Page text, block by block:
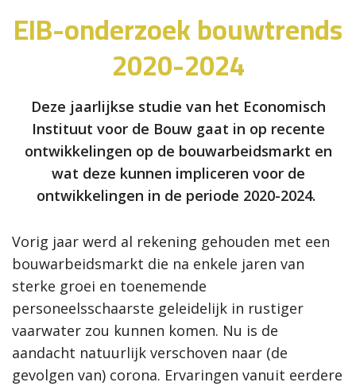
EIB-onderzoek bouwtrends
2020-2024
Deze jaarlijkse studie van het Economisch
Instituut voor de Bouw gaat in op recente
ontwikkelingen op de bouwarbeidsmarkt en
wat deze kunnen impliceren voor de
ontwikkelingen in de periode 2020-2024.
Vorig jaar werd al rekening gehouden met een
bouwarbeidsmarkt die na enkele jaren van
sterke groei en toenemende
personeelsschaarste geleidelijk in rustiger
vaarwater zou kunnen komen. Nu is de
aandacht natuurlijk verschoven naar (de
gevolgen van) corona. Ervaringen vanuit eerdere